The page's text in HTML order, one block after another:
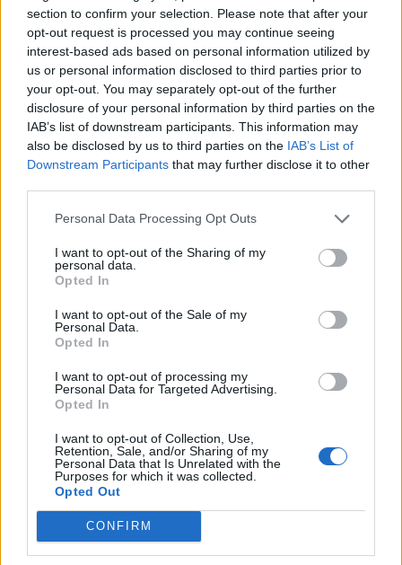
section to confirm your selection. Please note that after your
opt-out request is processed you may continue seeing
interest-based ads based on personal information utilized by
us or personal information disclosed to third parties prior to
your opt-out. You may separately opt-out of the further
disclosure of your personal information by third parties on the
IAB’s list of downstream participants. This information may
also be disclosed by us to third parties on the IAB’s List of
Downstream Participants that may further disclose it to other
Personal Data Processing Opt Outs
I want to opt-out of the Sharing of my
personal data.
Opted In
I want to opt-out of the Sale of my
Personal Data.
Opted In
I want to opt-out of processing my
Personal Data for Targeted Advertising.
Opted In
I want to opt-out of Collection, Use,
Retention, Sale, and/or Sharing of my
Personal Data that Is Unrelated with the
Purposes for which it was collected.
Opted Out
CONFIRM
Difficulté à avaler : un
signe invisible de maladies
graves
Article suivant
Faut-il se brosser les
dents avant ou après le
petit-déjeuner Découvrez
la vérité révélée
news
essentiels des
cardiologues pour
éviter le danger
attention à la pénurie de
lunettes de sécurité
combattre le cancer
buccal
LAISSER UN COMMENTAIRE